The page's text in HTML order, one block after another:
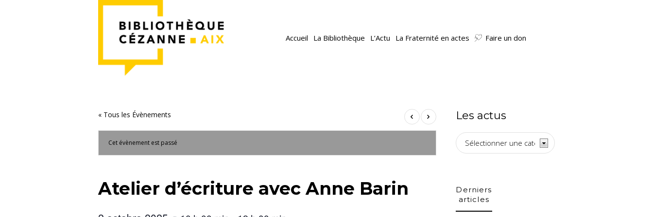
Accueil La Bibliothèque L’Actu La Fraternité en actes Faire un don
« Tous les Évènements
Cet évènement est passé
Atelier d’écriture avec Anne Barin
Les actus
Les
actus
Derniers
articles